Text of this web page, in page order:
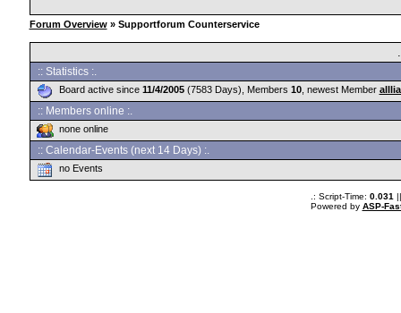
Forum Overview » Supportforum Counterservice
:: Statistics :.
Board active since 11/4/2005(7583 Days), Members 10, newest Member
:: Members online :.
none online
:: Calendar-Events (next 14 Days) :.
no Events
.: Script-Time: 0.031
Powered by ASP-